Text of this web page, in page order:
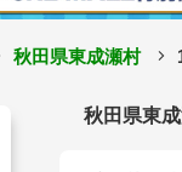
秋田県東成瀬村
秋田県東